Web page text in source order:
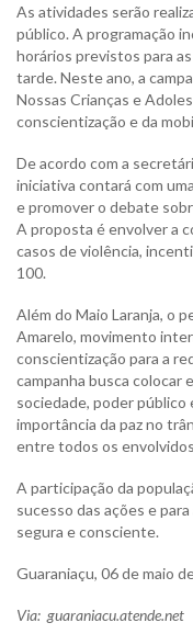
As atividades serão
público. A programação
horários previstos para
tarde. Neste ano, a
Nossas Crianças e
conscientização e da
De acordo com a
iniciativa contará com
e promover o debate
A proposta é envolver a
casos de violência,
100.
Além do Maio Laranja, o
Amarelo, movimento
conscientização para a
campanha busca colocar
sociedade, poder público
importância da paz no
entre todos os
A participação da
sucesso das ações e
segura e consciente.
Guaraniaçu, 06 de maio
Via: guaraniacu.atende.net